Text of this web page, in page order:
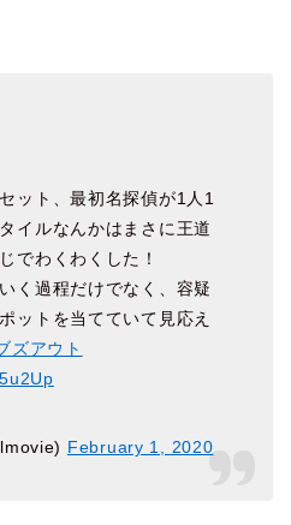
ット、最初名探偵が1人1
イルなんかはまさに王道
でわくわくした！
く過程だけでなく、容疑
ットを当てていて見応え
ズアウト
February 1, 2020